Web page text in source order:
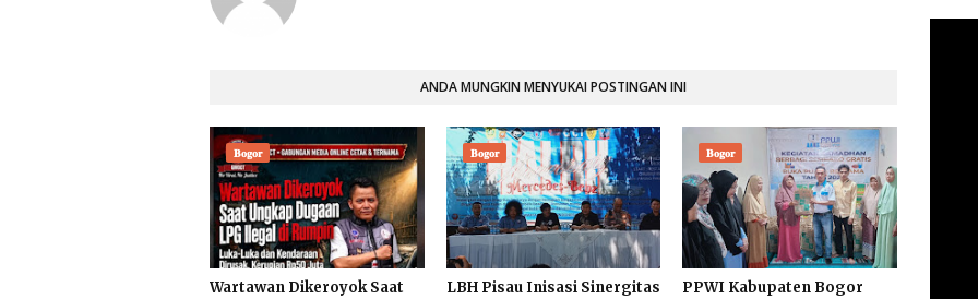
ANDA MUNGKIN MENYUKAI POSTINGAN INI
𝐁𝐨𝐠𝐨𝐫
Wartawan Dikeroyok Saat
𝐁𝐨𝐠𝐨𝐫
LBH Pisau Inisasi Sinergitas
𝐁𝐨𝐠𝐨𝐫
PPWI Kabupaten Bogor